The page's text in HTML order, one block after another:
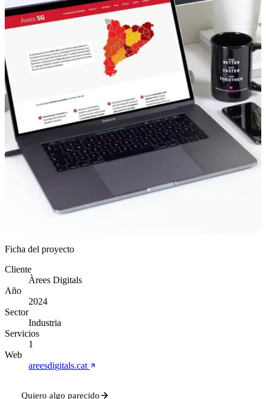
Ficha del proyecto
Cliente
Àrees Digitals
Año
2024
Sector
Industria
Servicios
1
Web
areesdigitals.cat
Quiero algo parecido